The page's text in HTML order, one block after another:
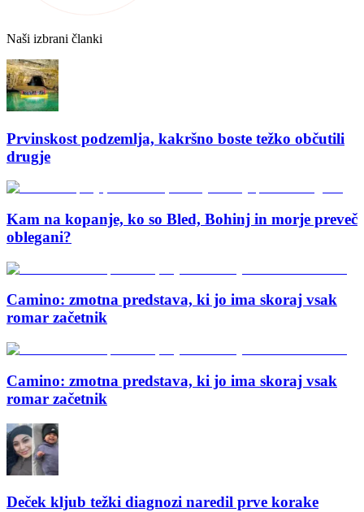
Naši izbrani članki
Prvinskost podzemlja, kakršno boste težko občutili
drugje
Kam na kopanje, ko so Bled, Bohinj in morje preveč
oblegani?
Camino: zmotna predstava, ki jo ima skoraj vsak
romar začetnik
Camino: zmotna predstava, ki jo ima skoraj vsak
romar začetnik
Deček kljub težki diagnozi naredil prve korake